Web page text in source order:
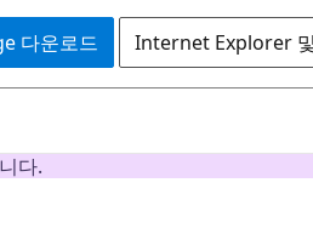
다운로드 Internet Explorer
다.